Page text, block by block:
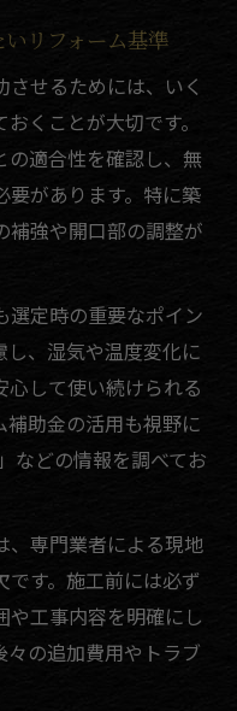
リフォーム基準
せるためには、いく
くことが大切です。
の適合性を確認し、無
要があります。特に築
補強や開口部の調整が
選定時の重要なポイン
し、湿気や温度変化に
して使い続けられる
補助金の活用も視野に
などの情報を調べてお
、専門業者による現地
す。施工前には必ず
や工事内容を明確にし
の追加費用やトラブ